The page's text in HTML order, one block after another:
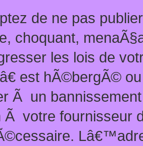
de ne pas
choquant,
les lois de
est hÃ©bergÃ©
Ã un
Ã votre fournisseur